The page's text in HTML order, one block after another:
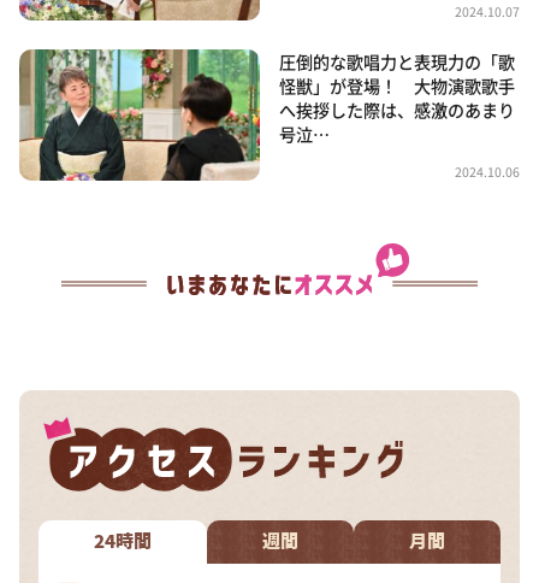
2024.10.07
圧倒的な歌唱力と表現力の「歌
怪獣」が登場！ 大物演歌歌手
へ挨拶した際は、感激のあまり
号泣…
2024.10.06
24時間 週間 月間